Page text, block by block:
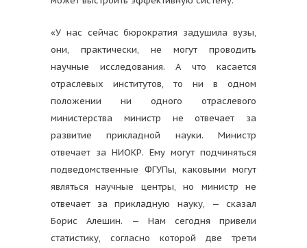
«У нас сейчас бюрократия задушила вузы,
они, практически, не могут проводить
научные исследования. А что касается
отраслевых институтов, то ни в одном
положении ни одного отраслевого
министерства министр не отвечает за
развитие прикладной науки. Министр
отвечает за НИОКР. Ему могут подчиняться
подведомственные ФГУПы, каковыми могут
являться научные центры, но министр не
отвечает за прикладную науку, — сказал
Борис Алешин. — Нам сегодня привели
статистику, согласно которой две трети